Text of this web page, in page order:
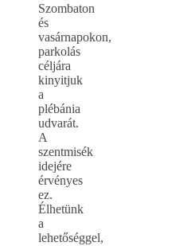
Szombaton
és
vasárnapokon,
parkolás
céljára
kinyitjuk
a
plébánia
udvarát.
A
szentmisék
idejére
érvényes
ez.
Élhetünk
a
lehetőséggel,